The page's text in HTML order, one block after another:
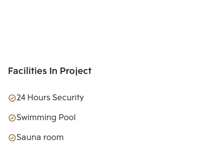
Facilities In Project
24 Hours Security
Swimming Pool
Sauna room